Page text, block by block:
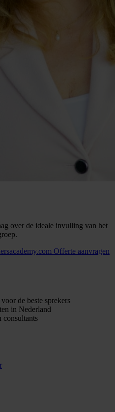
over de ideale invulling van het
Offerte aanvragen
de beste sprekers
in Nederland
consultants